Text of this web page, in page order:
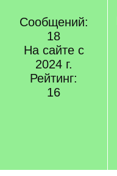
Сообщений:
18
На сайте с
2024 г.
Рейтинг:
16